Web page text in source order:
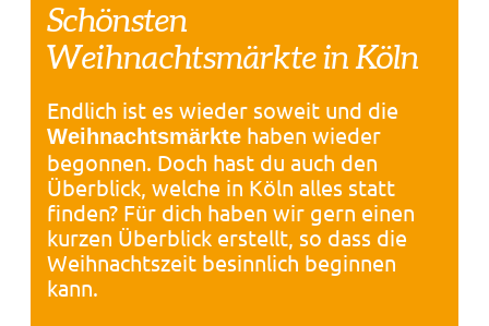
Schönsten
Weihnachtsmärkte in Köln
Endlich ist es wieder soweit und die
Weihnachtsmärkte haben wieder
begonnen. Doch hast du auch den
Überblick, welche in Köln alles statt
finden? Für dich haben wir gern einen
kurzen Überblick erstellt, so dass die
Weihnachtszeit besinnlich beginnen
kann.